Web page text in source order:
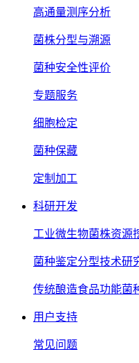
高通量测序分析
菌株分型与溯源
菌种安全性评价
专题服务
细胞检定
菌种保藏
定制加工
科研开发
工业微生物菌株资源
菌种鉴定分型技术研
传统酿造食品功能菌
用户支持
常见问题